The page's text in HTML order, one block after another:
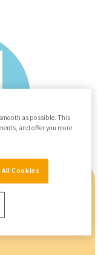
as possible. This
and offer you more
Cookies